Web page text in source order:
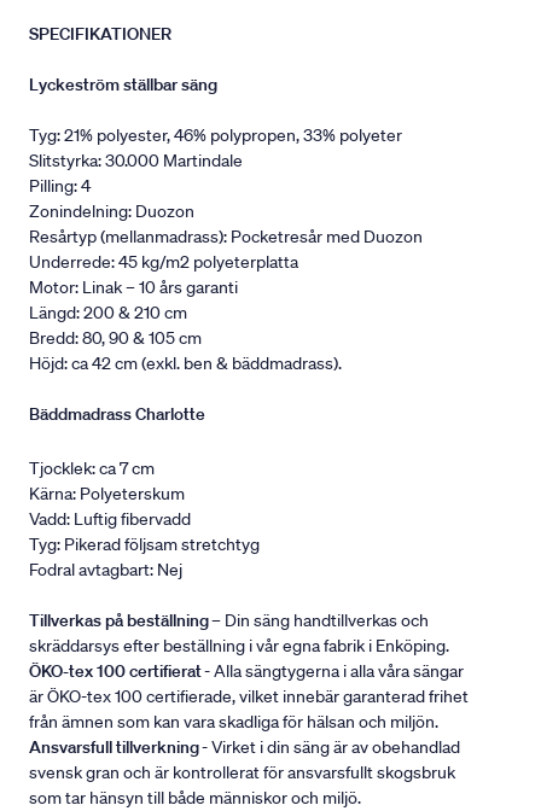
SPECIFIKATIONER
Lyckeström ställbar säng
Tyg: 21% polyester, 46% polypropen, 33% polyeter
Slitstyrka: 30.000 Martindale
Pilling: 4
Zonindelning: Duozon
Resårtyp (mellanmadrass): Pocketresår med Duozon
Underrede: 45 kg/m2 polyeterplatta
Motor: Linak – 10 års garanti
Längd: 200 & 210 cm
Bredd: 80, 90 & 105 cm
Höjd: ca 42 cm (exkl. ben & bäddmadrass).
Bäddmadrass Charlotte
Tjocklek: ca 7 cm
Kärna: Polyeterskum
Vadd: Luftig fibervadd
Tyg: Pikerad följsam stretchtyg
Fodral avtagbart: Nej
Tillverkas på beställning– Din säng handtillverkas och
skräddarsys efter beställning i vår egna fabrik i Enköping.
ÖKO-tex 100 certifierat- Alla sängtygerna i alla våra sängar
är ÖKO-tex 100 certifierade, vilket innebär garanterad frihet
från ämnen som kan vara skadliga för hälsan och miljön.
Ansvarsfull tillverkning- Virket i din säng är av obehandlad
svensk gran och är kontrollerat för ansvarsfullt skogsbruk
som tar hänsyn till både människor och miljö.